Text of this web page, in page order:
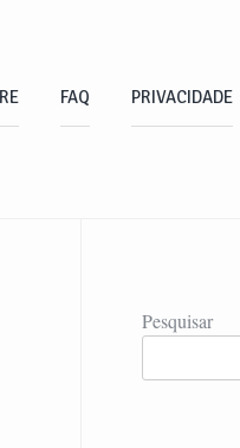
FAQ PRIVACIDADE
Pesquisar